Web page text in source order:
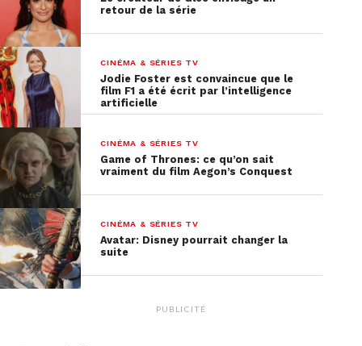
retour de la série
CINÉMA & SÉRIES TV
Jodie Foster est convaincue que le
film F1 a été écrit par l’intelligence
artificielle
CINÉMA & SÉRIES TV
Game of Thrones: ce qu’on sait
vraiment du film Aegon’s Conquest
CINÉMA & SÉRIES TV
Avatar: Disney pourrait changer la
suite
PUBLICITÉ